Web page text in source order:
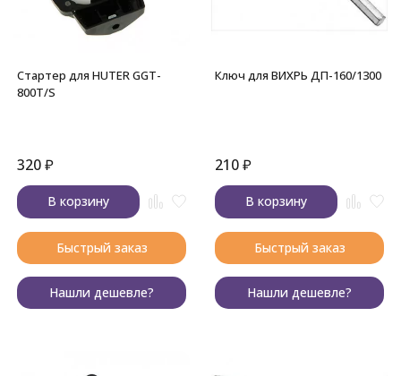
Стартер для HUTER GGT-
800T/S
320₽
В корзину
Быстрый заказ
Нашли дешевле?
Ключ для ВИХРЬ ДП-160/1300
210₽
В корзину
Быстрый заказ
Нашли дешевле?